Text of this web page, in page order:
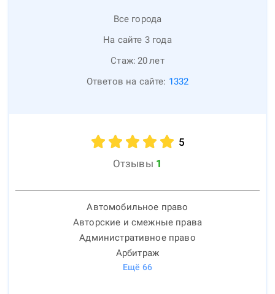
Все города
На сайте 3 года
Стаж: 20лет
Ответов на сайте: 1332
5
Отзывы 1
Автомобильное право
Авторские и смежные права
Административное право
Арбитраж
Ещё 66